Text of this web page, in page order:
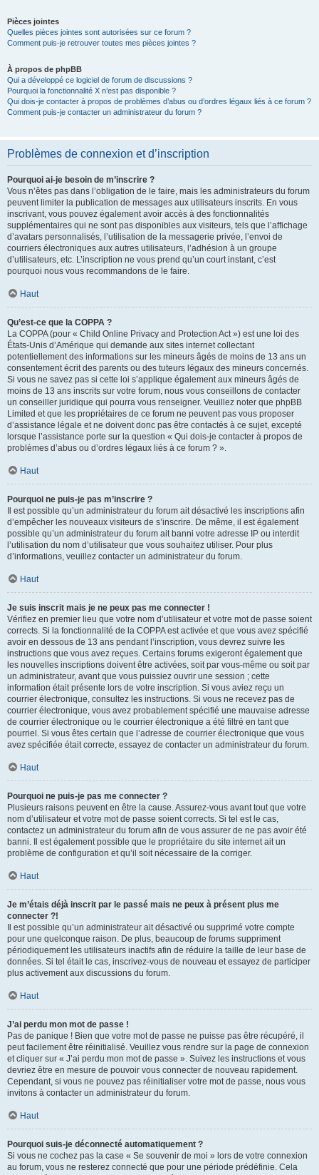
Pièces jointes
Quelles pièces jointes sont autorisées sur ce forum ?
Comment puis-je retrouver toutes mes pièces jointes ?
À propos de phpBB
Qui a développé ce logiciel de forum de discussions ?
Pourquoi la fonctionnalité X n’est pas disponible ?
Qui dois-je contacter à propos de problèmes d’abus ou d’ordres légaux liés à ce forum ?
Comment puis-je contacter un administrateur du forum ?
Problèmes de connexion et d’inscription
Pourquoi ai-je besoin de m’inscrire ?
Vous n’êtes pas dans l’obligation de le faire, mais les administrateurs du forum
peuvent limiter la publication de messages aux utilisateurs inscrits. En vous
inscrivant, vous pouvez également avoir accès à des fonctionnalités
supplémentaires qui ne sont pas disponibles aux visiteurs, tels que l’affichage
d’avatars personnalisés, l’utilisation de la messagerie privée, l’envoi de
courriers électroniques aux autres utilisateurs, l’adhésion à un groupe
d’utilisateurs, etc. L’inscription ne vous prend qu’un court instant, c’est
pourquoi nous vous recommandons de le faire.
Haut
Qu’est-ce que la COPPA ?
La COPPA (pour « Child Online Privacy and Protection Act ») est une loi des
États-Unis d’Amérique qui demande aux sites internet collectant
potentiellement des informations sur les mineurs âgés de moins de 13 ans un
consentement écrit des parents ou des tuteurs légaux des mineurs concernés.
Si vous ne savez pas si cette loi s’applique également aux mineurs âgés de
moins de 13 ans inscrits sur votre forum, nous vous conseillons de contacter
un conseiller juridique qui pourra vous renseigner. Veuillez noter que phpBB
Limited et que les propriétaires de ce forum ne peuvent pas vous proposer
d’assistance légale et ne doivent donc pas être contactés à ce sujet, excepté
lorsque l’assistance porte sur la question « Qui dois-je contacter à propos de
problèmes d’abus ou d’ordres légaux liés à ce forum ? ».
Haut
Pourquoi ne puis-je pas m’inscrire ?
Il est possible qu’un administrateur du forum ait désactivé les inscriptions afin
d’empêcher les nouveaux visiteurs de s’inscrire. De même, il est également
possible qu’un administrateur du forum ait banni votre adresse IP ou interdit
l’utilisation du nom d’utilisateur que vous souhaitez utiliser. Pour plus
d’informations, veuillez contacter un administrateur du forum.
Haut
Je suis inscrit mais je ne peux pas me connecter !
Vérifiez en premier lieu que votre nom d’utilisateur et votre mot de passe soient
corrects. Si la fonctionnalité de la COPPA est activée et que vous avez spécifié
avoir en dessous de 13 ans pendant l’inscription, vous devrez suivre les
instructions que vous avez reçues. Certains forums exigeront également que
les nouvelles inscriptions doivent être activées, soit par vous-même ou soit par
un administrateur, avant que vous puissiez ouvrir une session ; cette
information était présente lors de votre inscription. Si vous aviez reçu un
courrier électronique, consultez les instructions. Si vous ne recevez pas de
courrier électronique, vous avez probablement spécifié une mauvaise adresse
de courrier électronique ou le courrier électronique a été filtré en tant que
pourriel. Si vous êtes certain que l’adresse de courrier électronique que vous
avez spécifiée était correcte, essayez de contacter un administrateur du forum.
Haut
Pourquoi ne puis-je pas me connecter ?
Plusieurs raisons peuvent en être la cause. Assurez-vous avant tout que votre
nom d’utilisateur et votre mot de passe soient corrects. Si tel est le cas,
contactez un administrateur du forum afin de vous assurer de ne pas avoir été
banni. Il est également possible que le propriétaire du site internet ait un
problème de configuration et qu’il soit nécessaire de la corriger.
Haut
Je m’étais déjà inscrit par le passé mais ne peux à présent plus me
connecter ?!
Il est possible qu’un administrateur ait désactivé ou supprimé votre compte
pour une quelconque raison. De plus, beaucoup de forums suppriment
périodiquement les utilisateurs inactifs afin de réduire la taille de leur base de
données. Si tel était le cas, inscrivez-vous de nouveau et essayez de participer
plus activement aux discussions du forum.
Haut
J’ai perdu mon mot de passe !
Pas de panique ! Bien que votre mot de passe ne puisse pas être récupéré, il
peut facilement être réinitialisé. Veuillez vous rendre sur la page de connexion
et cliquer sur « J’ai perdu mon mot de passe ». Suivez les instructions et vous
devriez être en mesure de pouvoir vous connecter de nouveau rapidement.
Cependant, si vous ne pouvez pas réinitialiser votre mot de passe, nous vous
invitons à contacter un administrateur du forum.
Haut
Pourquoi suis-je déconnecté automatiquement ?
Si vous ne cochez pas la case « Se souvenir de moi » lors de votre connexion
au forum, vous ne resterez connecté que pour une période prédéfinie. Cela